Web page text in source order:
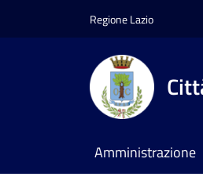
Regione Lazio
Amministrazione